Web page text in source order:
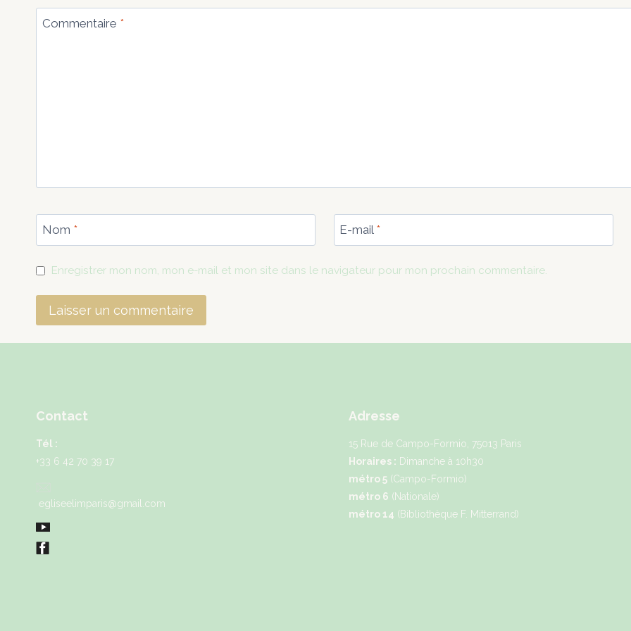
Commentaire *
Nom * E-mail *
Enregistrer mon nom, mon e-mail et mon site dans le navigateur pour mon prochain commentaire.
Contact
Tél :
+33 6 42 70 39 17
egliseelimparis@gmail.com
Adresse
15 Rue de Campo-Formio, 75013 Paris
Horaires : Dimanche à 10h30
métro 5 (Campo-Formio)
métro 6 (Nationale)
métro 14 (Bibliothèque F. Mitterrand)